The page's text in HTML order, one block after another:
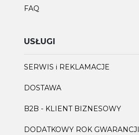
FAQ
USŁUGI
SERWIS i REKLAMACJE
DOSTAWA
B2B - KLIENT BIZNESOWY
DODATKOWY ROK GWARANCJI